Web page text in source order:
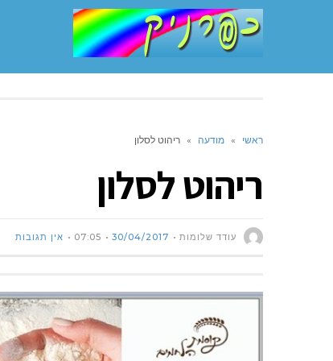
ראשי » מודעה » ריהוט לסלון
ריהוט לסלון
עודד שלומות 30/04/2017
07:05 אין תגובות